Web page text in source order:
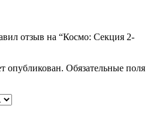
отзыв на “Космо: Секция 2-
опубликован. Обязательные поля